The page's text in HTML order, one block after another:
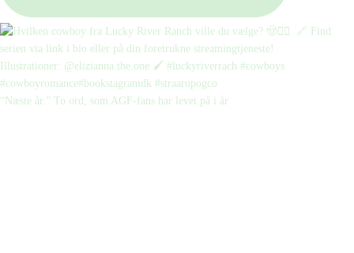
“Næste år.” To ord, som AGF-fans har levet på i år